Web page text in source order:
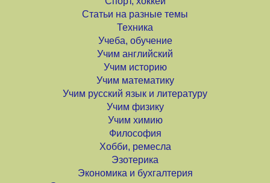
Статьи на разные темы
Техника
Учеба, обучение
Учим английский
Учим историю
Учим математику
Учим русский язык и литературу
Учим физику
Учим химию
Философия
Хобби, ремесла
Эзотерика
Экономика и бухгалтерия